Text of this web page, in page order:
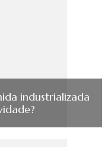
industrializada